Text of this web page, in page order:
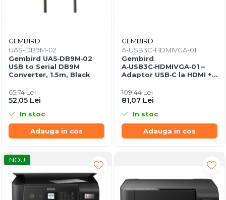
GEMBIRD
UAS-DB9M-02
Gembird UAS‑DB9M‑02
USB to Serial DB9M
Converter, 1.5m, Black
65,74 Lei
52,05 Lei
In stoc
Adauga in cos
GEMBIRD
A-USB3C-HDMIVGA-01
Gembird
A‑USB3C‑HDMIVGA‑01 –
Adaptor USB‑C la HDMI +
109,44 Lei
81,07 Lei
In stoc
Adauga in cos
NOU